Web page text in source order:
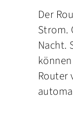
Der
Strom.
Nacht.
Router